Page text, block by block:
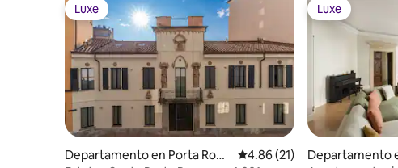
Luxe
Luxe
Departamento en Porta Rom
Calificación promedio: 4.86
4.86 (21)
Luxe
Luxe
Departamento